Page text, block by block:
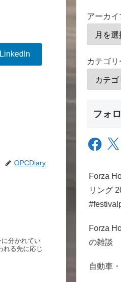
LinkedIn
OPCDiary
分かれてい
れる先に応じ
アーカイ
カテゴリ
フォ
Facebook
X
Forza
リング
Forza
の雑談
自動車